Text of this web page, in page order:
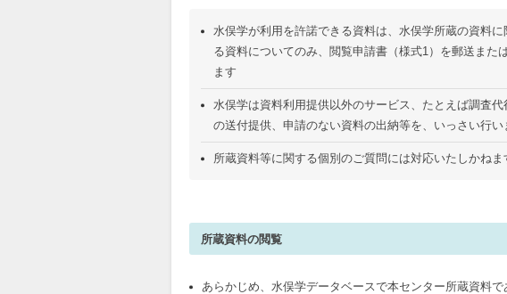
閲覧場所での飲食･喫煙はできません
複写でソート機能は使用しないで下さい
複写の再配布、製本、譲渡はしないでください
水俣学が利用を許諾できる資料は、水俣学所蔵の資料
る資料についてのみ、閲覧申請書（様式1）を郵送また
ます
水俣学は資料利用提供以外のサービス、たとえば調査
の送付提供、申請のない資料の出納等を、いっさい行い
所蔵資料等に関する個別のご質問には対応いたしかねま
所蔵資料の閲覧
あらかじめ、水俣学データベースで本センター所蔵資料で